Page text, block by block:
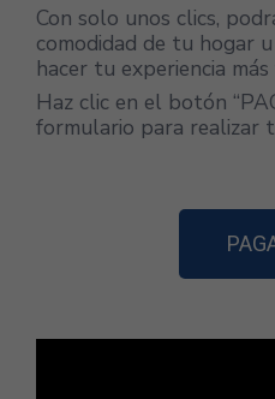
Con solo unos clics,
comodidad de tu hogar
hacer tu experiencia más
Haz clic en el botón
formulario para realizar